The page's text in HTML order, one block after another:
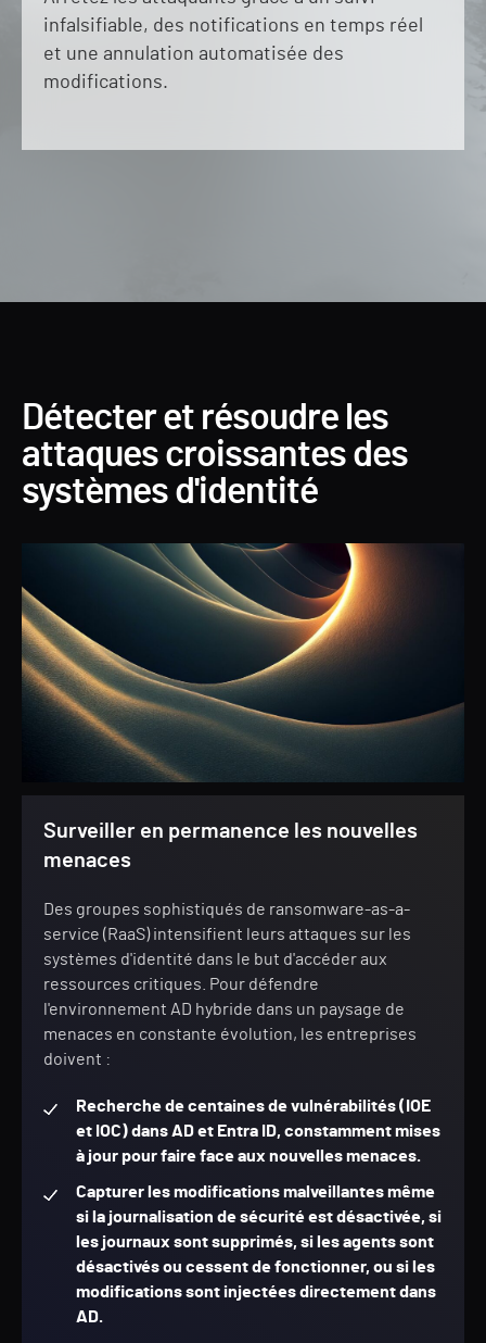
infalsifiable, des notifications en temps réel
et une annulation automatisée des
modifications.
Détecter et résoudre les
attaques croissantes des
systèmes d'identité
Surveiller en permanence les nouvelles
menaces
Des groupes sophistiqués de ransomware-as-a-
service (RaaS) intensifient leurs attaques sur les
systèmes d'identité dans le but d'accéder aux
ressources critiques. Pour défendre
l'environnement AD hybride dans un paysage de
menaces en constante évolution, les entreprises
doivent :
Recherche de centaines de vulnérabilités (IOE
et IOC) dans AD et Entra ID, constamment mises
à jour pour faire face aux nouvelles menaces.
Capturer les modifications malveillantes même
si la journalisation de sécurité est désactivée, si
les journaux sont supprimés, si les agents sont
désactivés ou cessent de fonctionner, ou si les
modifications sont injectées directement dans
AD.